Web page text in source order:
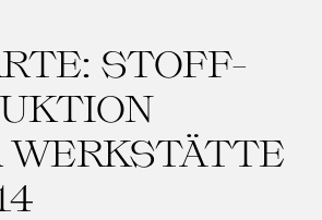
STOFF-